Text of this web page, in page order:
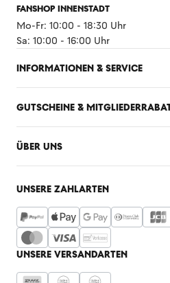
FANSHOP INNENSTADT
Mo-Fr: 10:00 - 18:30 Uhr
Sa: 10:00 - 16:00 Uhr
INFORMATIONEN & SERVICE
GUTSCHEINE &
ÜBER UNS
UNSERE ZAHLARTEN
UNSERE VERSANDARTEN